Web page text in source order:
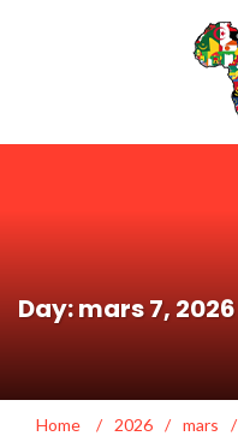
Day: mars 7, 2026
Home / 2026 / mars /